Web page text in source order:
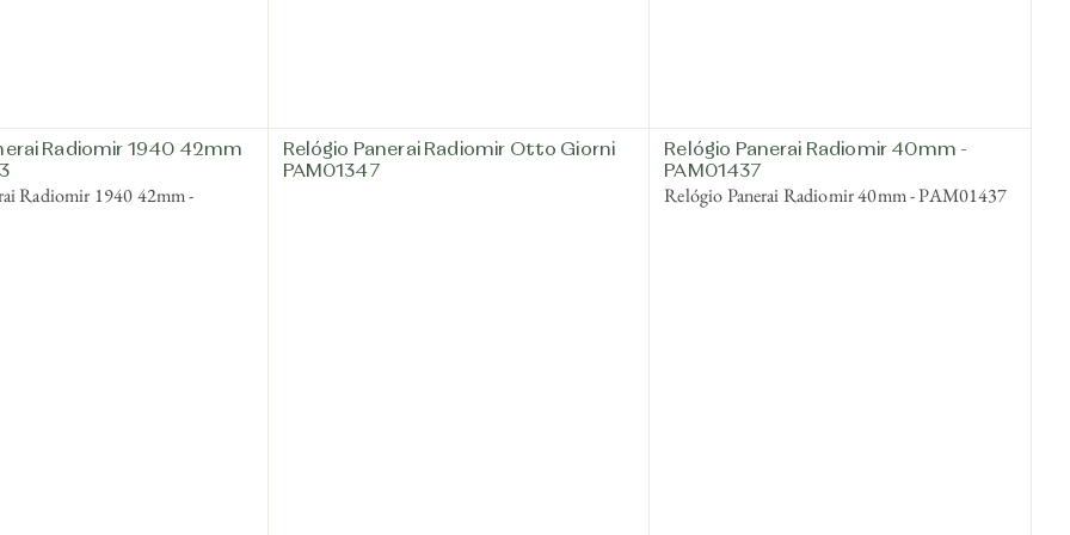
Radiomir 1940 42mm
Radiomir 1940 42mm -
Relógio Panerai Radiomir Otto Giorni
PAM01347
Relógio Panerai Radiomir 40mm -
PAM01437
Relógio Panerai Radiomir 40mm - PAM01437